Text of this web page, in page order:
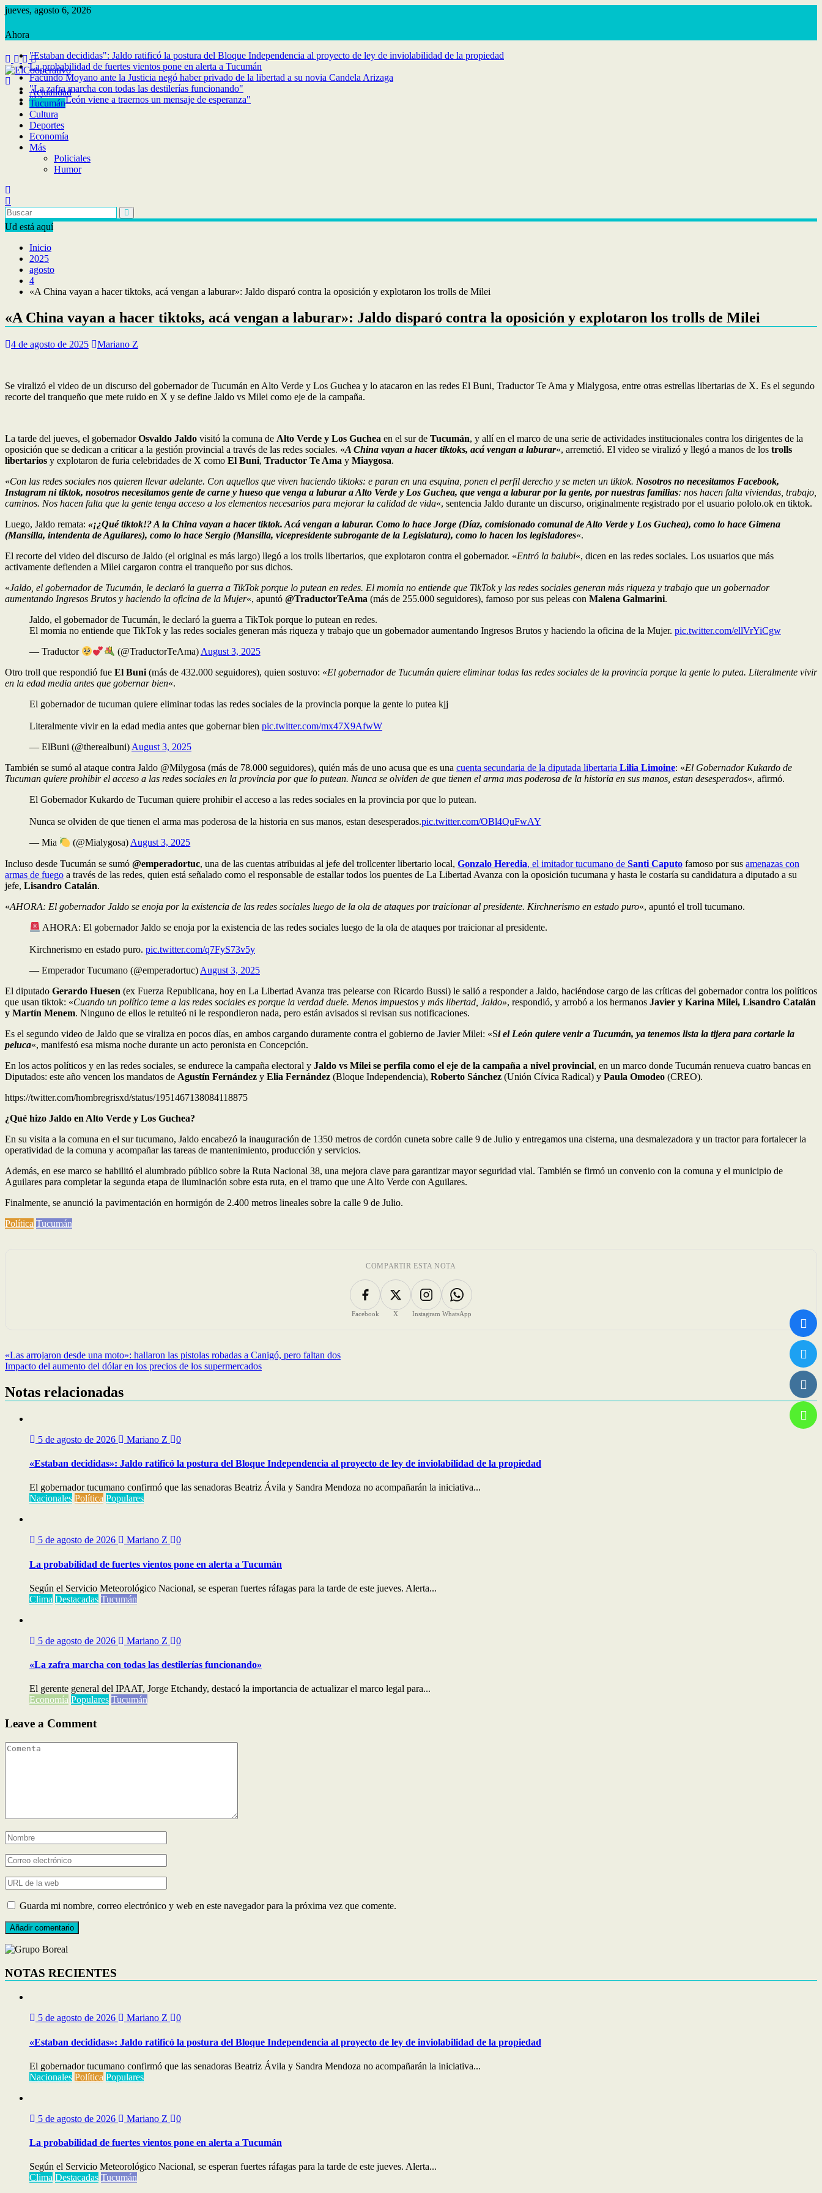
Saltar
contenido
jueves, agosto 6, 2026
"Estaban decididas": Jaldo ratificó la postura del Bloque Independencia al proyecto de ley de inviolabilidad de la propiedad
La probabilidad de fuertes vientos pone en alerta a Tucumán
Facundo Moyano ante la Justicia negó haber privado de la libertad a su novia Candela Arizaga
"La zafra marcha con todas las destilerías funcionando"
"El papa León viene a traernos un mensaje de esperanza"
Actualidad
Tucumán
Cultura
Deportes
Economía
Más
Policiales
Humor
Ud está aquí
Inicio
2025
agosto
4
«A China vayan a hacer tiktoks, acá vengan a laburar»: Jaldo disparó contra la oposición y explotaron los trolls de Milei
«A China vayan a hacer tiktoks, acá vengan a laburar»: Jaldo disparó contra la oposición y explotaron los trolls de Milei
4 de agosto de 2025 Mariano Z
Se viralizó el video de un discurso del gobernador de Tucumán en Alto Verde y Los Guchea y lo atacaron en las redes El Buni, Traductor Te Ama y Mialygosa, entre otras estrellas libertarias de X. Es el segundo
recorte del tranqueño que mete ruido en X y se define Jaldo vs Milei como eje de la campaña.
La tarde del jueves, el gobernadorOsvaldo Jaldo visitó la comuna de Alto Verde y Los Guchea en el sur de Tucumán, y allí en el marco de una serie de actividades institucionales contra los dirigentes de la
oposición que se dedican a criticar a la gestión provincial a través de las redes sociales. «A China vayan a hacer tiktoks, acá vengan a laburar«, arremetió. El video se viralizó y llegó a manos de los trolls
libertarios y explotaron de furia celebridades de X como El Buni, Traductor Te Ama y Miaygosa.
«Con las redes sociales nos quieren llevar adelante. Con aquellos que viven haciendo tiktoks: e paran en una esquina, ponen el perfil derecho y se meten un tiktok. Nosotros no necesitamos Facebook,
Instagram ni tiktok, nosotros necesitamos gente de carne y hueso que venga a laburar a Alto Verde y Los Guchea, que venga a laburar por la gente, por nuestras familias: nos hacen falta viviendas, trabajo,
caminos. Nos hacen falta que la gente tenga acceso a los elementos necesarios para mejorar la calidad de vida«, sentencia Jaldo durante un discurso, originalmente registrado por el usuario pololo.ok en tiktok.
Luego, Jaldo remata: «¡¿Qué tiktok!? A la China vayan a hacer tiktok. Acá vengan a laburar. Como lo hace Jorge (Díaz, comisionado comunal de Alto Verde y Los Guchea), como lo hace Gimena
(Mansilla, intendenta de Aguilares), como lo hace Sergio (Mansilla, vicepresidente subrogante de la Legislatura), como lo hacen los legisladores«.
El recorte del video del discurso de Jaldo (el original es más largo) llegó a los trolls libertarios, que explotaron contra el gobernador. «Entró la balubi«, dicen en las redes sociales. Los usuarios que más
activamente defienden a Milei cargaron contra el tranqueño por sus dichos.
«Jaldo, el gobernador de Tucumán, le declaró la guerra a TikTok porque lo putean en redes. El momia no entiende que TikTok y las redes sociales generan más riqueza y trabajo que un gobernador
aumentando Ingresos Brutos y haciendo la oficina de la Mujer«, apuntó @TraductorTeAma (más de 255.000 seguidores), famoso por sus peleas con Malena Galmarini.
Jaldo, el gobernador de Tucumán, le declaró la guerra a TikTok porque lo putean en redes.
El momia no entiende que TikTok y las redes sociales generan más riqueza y trabajo que un gobernador aumentando Ingresos Brutos y haciendo la oficina de la Mujer. pic.twitter.com/ellVrYiCgw
— Traductor (@TraductorTeAma) August 3, 2025
Otro troll que respondió fue El Buni (más de 432.000 seguidores), quien sostuvo: «El gobernador de Tucumán quiere eliminar todas las redes sociales de la provincia porque la gente lo putea. Literalmente vivir
en la edad media antes que gobernar bien«.
El gobernador de tucuman quiere eliminar todas las redes sociales de la provincia porque la gente lo putea kjj
Literalmente vivir en la edad media antes que gobernar bien pic.twitter.com/mx47X9AfwW
— ElBuni (@therealbuni) August 3, 2025
También se sumó al ataque contra Jaldo @Milygosa (más de 78.000 seguidores), quién más de uno acusa que es una cuenta secundaria de la diputada libertaria Lilia Limoine: «El Gobernador Kukardo de
Tucuman quiere prohibir el acceso a las redes sociales en la provincia por que lo putean. Nunca se olviden de que tienen el arma mas poderosa de la historia en sus manos, estan desesperados«, afirmó.
El Gobernador Kukardo de Tucuman quiere prohibir el acceso a las redes sociales en la provincia por que lo putean.
Nunca se olviden de que tienen el arma mas poderosa de la historia en sus manos, estan desesperados.pic.twitter.com/OBl4QuFwAY
— Mia (@Mialygosa)August 3, 2025
Incluso desde Tucumán se sumó @emperadortuc, una de las cuentas atribuidas al jefe del trollcenter libertario local, Gonzalo Heredia, el imitador tucumano de Santi Caputo famoso por sus amenazas con
armas de fuego a través de las redes, quien está señalado como el responsable de estallar todos los puentes de La Libertad Avanza con la oposición tucumana y hasta le costaría su candidatura a diputado a su
jefe, Lisandro Catalán.
«AHORA: El gobernador Jaldo se enoja por la existencia de las redes sociales luego de la ola de ataques por traicionar al presidente. Kirchnerismo en estado puro«, apuntó el troll tucumano.
AHORA: El gobernador Jaldo se enoja por la existencia de las redes sociales luego de la ola de ataques por traicionar al presidente.
Kirchnerismo en estado puro. pic.twitter.com/q7FyS73v5y
— Emperador Tucumano (@emperadortuc) August 3, 2025
El diputado Gerardo Huesen (ex Fuerza Republicana, hoy en La Libertad Avanza tras pelearse con Ricardo Bussi) le salió a responder a Jaldo, haciéndose cargo de las críticas del gobernador contra los políticos
que usan tiktok: «Cuando un político teme a las redes sociales es porque la verdad duele. Menos impuestos y más libertad, Jaldo», respondió, y arrobó a los hermanos Javier y Karina Milei, Lisandro Catalán
y Martín Menem. Ninguno de ellos le retuiteó ni le respondieron nada, pero están avisados si revisan sus notificaciones.
Es el segundo video de Jaldo que se viraliza en pocos días, en ambos cargando duramente contra el gobierno de Javier Milei: «Si el León quiere venir a Tucumán, ya tenemos lista la tijera para cortarle la
peluca«, manifestó esa misma noche durante un acto peronista en Concepción.
En los actos políticos y en las redes sociales, se endurece la campaña electoral y Jaldo vs Milei se perfila como el eje de la campaña a nivel provincial, en un marco donde Tucumán renueva cuatro bancas en
Diputados: este año vencen los mandatos de Agustín Fernández y Elia Fernández (Bloque Independencia), Roberto Sánchez (Unión Cívica Radical) y Paula Omodeo (CREO).
https://twitter.com/hombregrisxd/status/1951467138084118875
¿Qué hizo Jaldo en Alto Verde y Los Guchea?
En su visita a la comuna en el sur tucumano, Jaldo encabezó la inauguración de 1350 metros de cordón cuneta sobre calle 9 de Julio y entregamos una cisterna, una desmalezadora y un tractor para fortalecer la
operatividad de la comuna y acompañar las tareas de mantenimiento, producción y servicios.
Además, en ese marco se habilitó el alumbrado público sobre la Ruta Nacional 38, una mejora clave para garantizar mayor seguridad vial. También se firmó un convenio con la comuna y el municipio de
Aguilares para completar la segunda etapa de iluminación sobre esta ruta, en el tramo que une Alto Verde con Aguilares.
Finalmente, se anunció la pavimentación en hormigón de 2.400 metros lineales sobre la calle 9 de Julio.
Política Tucumán
COMPARTIR ESTA NOTA
Facebook X Instagram WhatsApp
Navegación
de
entradas
«Las arrojaron desde una moto»: hallaron las pistolas robadas a Canigó, pero faltan dos
Impacto del aumento del dólar en los precios de los supermercados
Notas relacionadas
5 de agosto de 2026 Mariano Z 0
«Estaban decididas»: Jaldo ratificó la postura del Bloque Independencia al proyecto de ley de inviolabilidad de la propiedad
El gobernador tucumano confirmó que las senadoras Beatriz Ávila y Sandra Mendoza no acompañarán la iniciativa...
Nacionales Política Populares
5 de agosto de 2026 Mariano Z 0
La probabilidad de fuertes vientos pone en alerta a Tucumán
Según el Servicio Meteorológico Nacional, se esperan fuertes ráfagas para la tarde de este jueves. Alerta...
Clima Destacadas Tucumán
5 de agosto de 2026 Mariano Z 0
«La zafra marcha con todas las destilerías funcionando»
El gerente general del IPAAT, Jorge Etchandy, destacó la importancia de actualizar el marco legal para...
Economía Populares Tucumán
Leave a Comment
Guarda mi nombre, correo electrónico y web en este navegador para la próxima vez que comente.
NOTAS RECIENTES
5 de agosto de 2026 Mariano Z 0
«Estaban decididas»: Jaldo ratificó la postura del Bloque Independencia al proyecto de ley de inviolabilidad de la propiedad
El gobernador tucumano confirmó que las senadoras Beatriz Ávila y Sandra Mendoza no acompañarán la iniciativa...
Nacionales Política Populares
5 de agosto de 2026 Mariano Z 0
La probabilidad de fuertes vientos pone en alerta a Tucumán
Según el Servicio Meteorológico Nacional, se esperan fuertes ráfagas para la tarde de este jueves. Alerta...
Clima Destacadas Tucumán